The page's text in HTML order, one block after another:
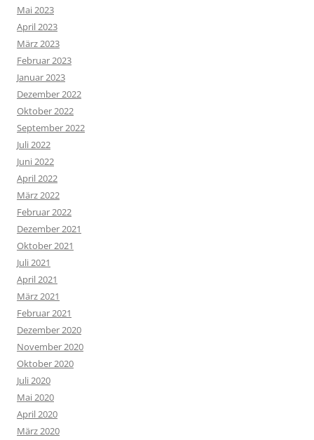
Mai 2023
April 2023
März 2023
Februar 2023
Januar 2023
Dezember 2022
Oktober 2022
September 2022
Juli 2022
Juni 2022
April 2022
März 2022
Februar 2022
Dezember 2021
Oktober 2021
Juli 2021
April 2021
März 2021
Februar 2021
Dezember 2020
November 2020
Oktober 2020
Juli 2020
Mai 2020
April 2020
März 2020